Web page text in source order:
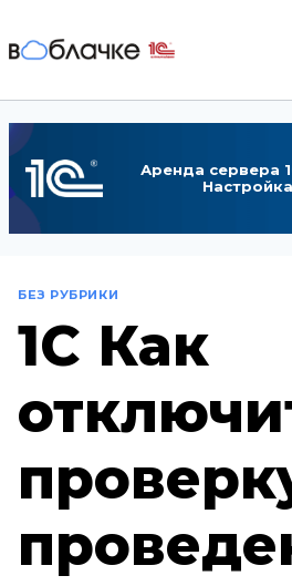
к
Аренда сервера
БЕЗ РУБРИКИ
1С Как